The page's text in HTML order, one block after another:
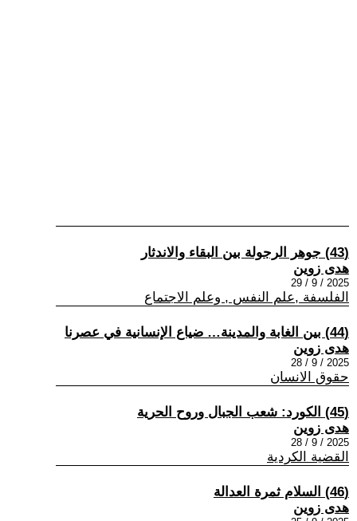
(43) جوهر الرجولة بين البقاء والاندثار
هدى زوين
2025 / 9 / 29
الفلسفة ,علم النفس , وعلم الاجتماع
(44) بين الغابة والمدينة… ضياع الإنسانية في عصرنا
هدى زوين
2025 / 9 / 28
حقوق الانسان
(45) الكورد: شعب الجبال وروح الحرية
هدى زوين
2025 / 9 / 28
القضية الكردية
(46) السلام ثمرة العدالة
هدى زوين